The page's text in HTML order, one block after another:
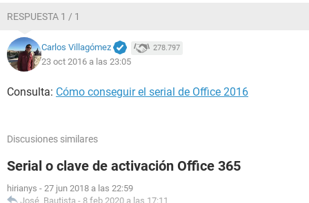
RESPUESTA 1 / 1
Carlos Villagómez 278.797
23 oct 2016 a las 23:05
Consulta: Cómo conseguir el serial de Office 2016
Discusiones similares
Serial o clave de activación Office 365
hirianys - 27 jun 2018 a las 22:59
José_Bautista - 8 feb 2020 a las 17:11